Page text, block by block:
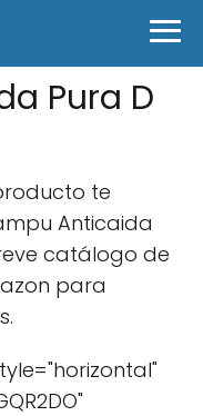
Pura D
te
Anticaida
catálogo de
para